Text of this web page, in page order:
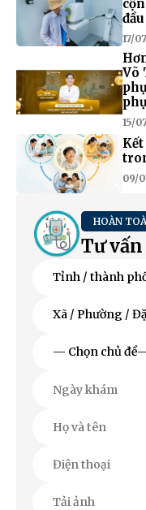
17/
Võ
15/
09/
HOÀN
Tư